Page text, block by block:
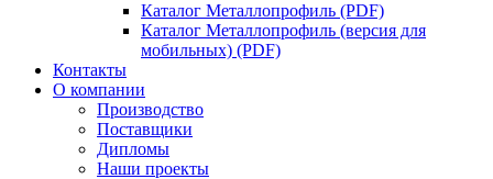
Каталог Металлопрофиль (PDF)
Каталог Металлопрофиль (версия для
мобильных) (PDF)
Контакты
О компании
Производство
Поставщики
Дипломы
Наши проекты